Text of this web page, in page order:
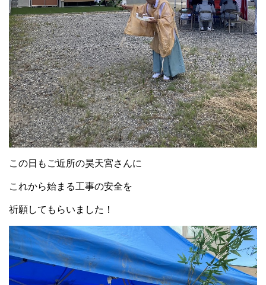
この日もご近所の昊天宮さんに
これから始まる工事の安全を
祈願してもらいました！